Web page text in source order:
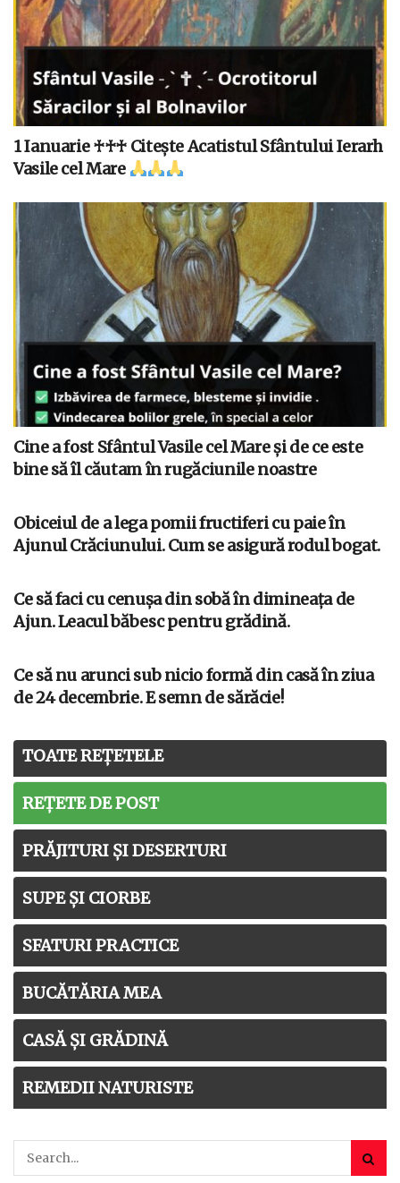
1 Ianuarie ♰♰♰ Citește Acatistul Sfântului Ierarh
Vasile cel Mare
Cine a fost Sfântul Vasile cel Mare și de ce este
bine să îl căutam în rugăciunile noastre
Obiceiul de a lega pomii fructiferi cu paie în
Ajunul Crăciunului. Cum se asigură rodul bogat.
Ce să faci cu cenușa din sobă în dimineața de
Ajun. Leacul băbesc pentru grădină.
Ce să nu arunci sub nicio formă din casă în ziua
de 24 decembrie. E semn de sărăcie!
TOATE REȚETELE
REȚETE DE POST
PRĂJITURI ȘI DESERTURI
SUPE ȘI CIORBE
SFATURI PRACTICE
BUCĂTĂRIA MEA
CASĂ ȘI GRĂDINĂ
REMEDII NATURISTE